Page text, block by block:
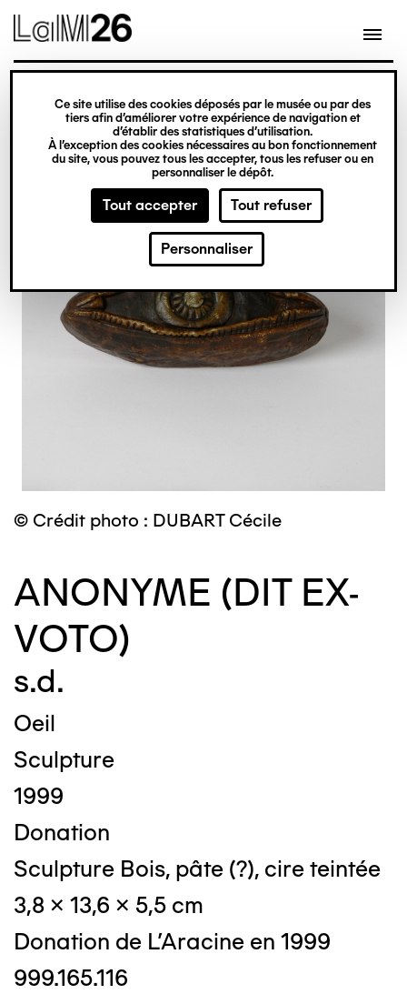
Gestion des cookies
Ce site utilise des cookies déposés par le musée ou par des
tiers afin d’améliorer votre expérience de navigation et
d’établir des statistiques d’utilisation.
À l’exception des cookies nécessaires au bon fonctionnement
du site, vous pouvez tous les accepter, tous les refuser ou en
personnaliser le dépôt.
Tout accepter Tout refuser
Personnaliser
contenu
© Crédit photo : DUBART Cécile
ANONYME (DIT EX-
VOTO)
s.d.
Oeil
Sculpture
1999
Donation
Sculpture Bois, pâte (?), cire teintée
3,8 x 13,6 x 5,5 cm
Donation de L'Aracine en 1999
999.165.116